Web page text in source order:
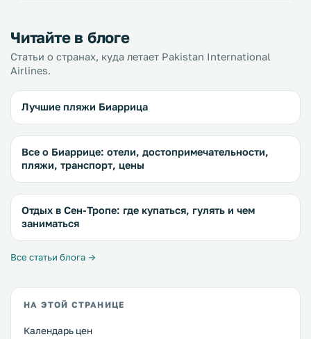
Читайте в блоге
Статьи о странах, куда летает Pakistan International
Airlines.
Лучшие пляжи Биаррица
Все о Биаррице: отели, достопримечательности,
пляжи, транспорт, цены
Отдых в Сен-Тропе: где купаться, гулять и чем
заниматься
Все статьи блога →
НА ЭТОЙ СТРАНИЦЕ
Календарь цен